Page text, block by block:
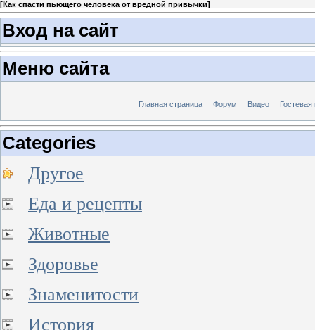
[Как спасти пьющего человека от вредной привычки]
Вход на сайт
Меню сайта
Главная страница Форум Видео Гостевая
Categories
Другое
Еда и рецепты
Животные
Здоровье
Знаменитости
История